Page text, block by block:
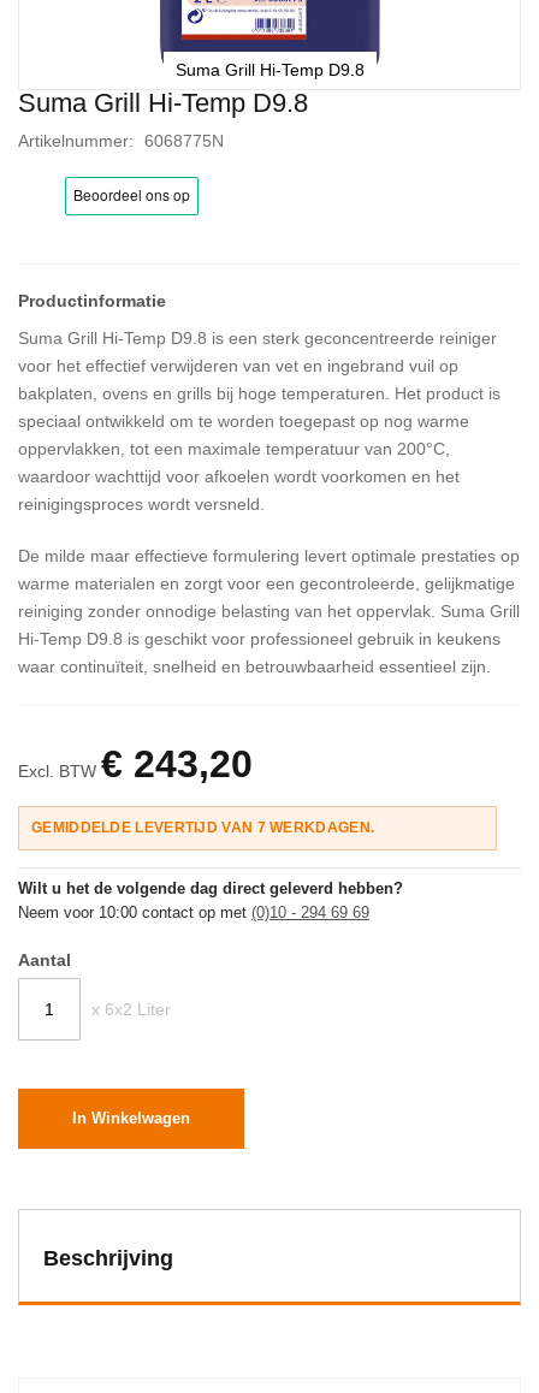
Suma Grill Hi-Temp D9.8
Artikelnummer 6068775N
Suma Grill Hi-Temp D9.8 is een sterk geconcentreerde reiniger
voor het effectief verwijderen van vet en ingebrand vuil op
bakplaten, ovens en grills bij hoge temperaturen. Het product is
speciaal ontwikkeld om te worden toegepast op nog warme
oppervlakken, tot een maximale temperatuur van 200°C,
waardoor wachttijd voor afkoelen wordt voorkomen en het
reinigingsproces wordt versneld.
De milde maar effectieve formulering levert optimale prestaties op
warme materialen en zorgt voor een gecontroleerde, gelijkmatige
reiniging zonder onnodige belasting van het oppervlak. Suma Grill
Hi-Temp D9.8 is geschikt voor professioneel gebruik in keukens
waar continuïteit, snelheid en betrouwbaarheid essentieel zijn.
Excl. BTW € 243,20
GEMIDDELDE LEVERTIJD VAN 7 WERKDAGEN.
Wilt u het de volgende dag direct geleverd hebben?
Neem voor 10:00 contact op met (0)10 - 294 69 69
Aantal
x 6x2 Liter
In Winkelwagen
Suma Grill Hi-Temp D9.8
Ga
het
Beschrijving